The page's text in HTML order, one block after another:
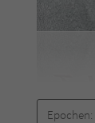
Epochen: